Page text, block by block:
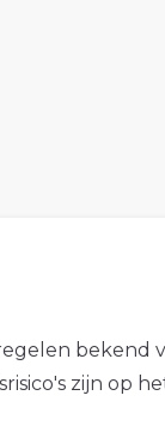
bekend
zijn op